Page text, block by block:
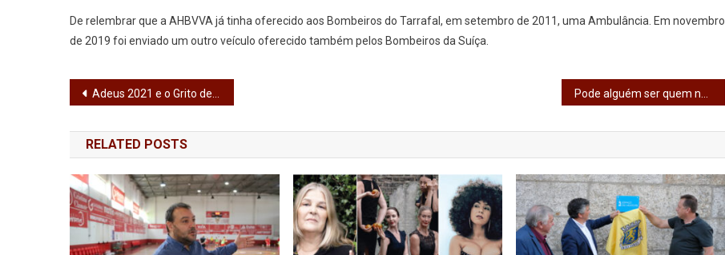
Incêndios
Para
De relembrar que a AHBVVA já tinha oferecido aos Bombeiros do Tarrafal, em setembro de 2011, uma Ambulância. Em novembro
de 2019 foi enviado um outro veículo oferecido também pelos Bombeiros da Suíça.
Navegação
de
artigos
Adeus 2021 e o Grito de Revolta no PSD
RELATED POSTS